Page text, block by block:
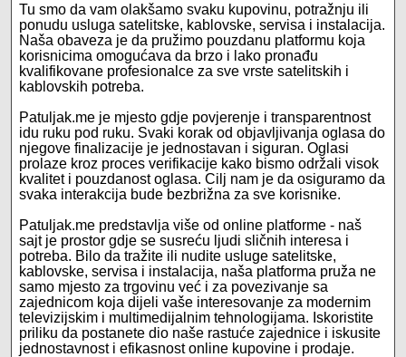
Tu smo da vam olakšamo svaku kupovinu, potražnju ili
ponudu usluga satelitske, kablovske, servisa i instalacija.
Naša obaveza je da pružimo pouzdanu platformu koja
korisnicima omogućava da brzo i lako pronađu
kvalifikovane profesionalce za sve vrste satelitskih i
kablovskih potreba.
Patuljak.me je mjesto gdje povjerenje i transparentnost
idu ruku pod ruku. Svaki korak od objavljivanja oglasa do
njegove finalizacije je jednostavan i siguran. Oglasi
prolaze kroz proces verifikacije kako bismo održali visok
kvalitet i pouzdanost oglasa. Cilj nam je da osiguramo da
svaka interakcija bude bezbrižna za sve korisnike.
Patuljak.me predstavlja više od online platforme - naš
sajt je prostor gdje se susreću ljudi sličnih interesa i
potreba. Bilo da tražite ili nudite usluge satelitske,
kablovske, servisa i instalacija, naša platforma pruža ne
samo mjesto za trgovinu već i za povezivanje sa
zajednicom koja dijeli vaše interesovanje za modernim
televizijskim i multimedijalnim tehnologijama. Iskoristite
priliku da postanete dio naše rastuće zajednice i iskusite
jednostavnost i efikasnost online kupovine i prodaje.